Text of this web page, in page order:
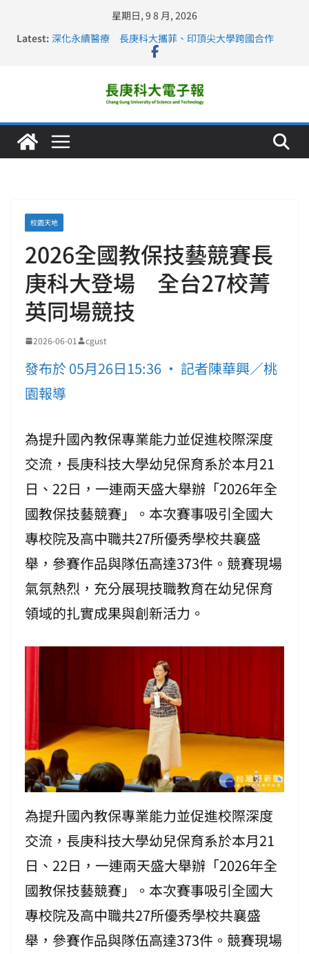
星期日, 9 8 月, 2026
Latest: 深化永續醫療 長庚科大攜菲、印頂尖大學跨國合作
長庚科大訪凱瑟醫療集團、美容學校收穫豐
仁德醫專與長庚科大締結策略聯盟 培育護理尖兵
長庚科大連四年穩居《遠見》醫學大學第5名 辦學實力再
校園天地
2026全國教保技藝競賽長
庚科大登場 全台27校菁
英同場競技
2026-06-01 cgust
發布於 05月26日15:36 • 記者陳華興／桃
園報導
為提升國內教保專業能力並促進校際深度
交流，長庚科技大學幼兒保育系於本月21
日、22日，一連兩天盛大舉辦「2026年全
國教保技藝競賽」。本次賽事吸引全國大
專校院及高中職共27所優秀學校共襄盛
舉，參賽作品與隊伍高達373件。競賽現場
氣氛熱烈，充分展現技職教育在幼兒保育
領域的扎實成果與創新活力。
為提升國內教保專業能力並促進校際深度
交流，長庚科技大學幼兒保育系於本月21
日、22日，一連兩天盛大舉辦「2026年全
國教保技藝競賽」。本次賽事吸引全國大
專校院及高中職共27所優秀學校共襄盛
舉，參賽作品與隊伍高達373件。競賽現場